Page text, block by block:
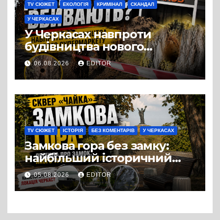
TV СЮЖЕТ ЕКОЛОГІЯ КРИМІНАЛ СКАНДАЛ
У ЧЕРКАСАХ
У Черкасах навпроти
будівництва нового
супермаркету VARUS на
проспекті Перемоги всохли
дерева. І це навряд чи
можна назвати
випадковістю
06.08.2026 EDITOR
TV СЮЖЕТ ІСТОРІЯ БЕЗ КОМЕНТАРІВ У ЧЕРКАСАХ
Замкова гора без замку:
найбільший історичний
міф Черкас
05.08.2026 EDITOR